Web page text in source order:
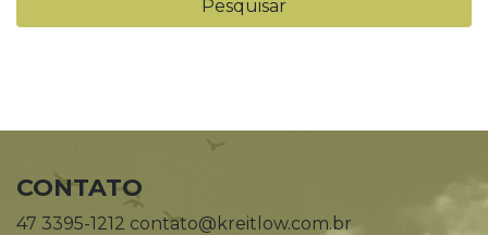
CONTATO
47 3395-1212 contato@kreitlow.com.br